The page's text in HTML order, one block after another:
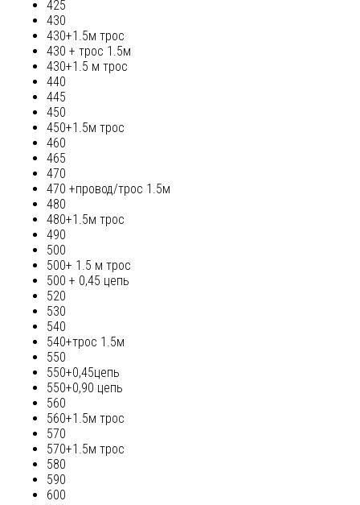
425
430
430+1.5м трос
430 + трос 1.5м
430+1.5 м трос
440
445
450
450+1.5м трос
460
465
470
470 +провод/трос 1.5м
480
480+1.5м трос
490
500
500+ 1.5 м трос
500 + 0,45 цепь
520
530
540
540+трос 1.5м
550
550+0,45цепь
550+0,90 цепь
560
560+1.5м трос
570
570+1.5м трос
580
590
600